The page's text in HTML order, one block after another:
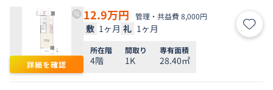
詳細を確認
12.9万円 管理・共益費 8,000円
敷 1ヶ月 礼 1ヶ月 お気
所在階
4階
間取り
1K
専有面積
28.40㎡